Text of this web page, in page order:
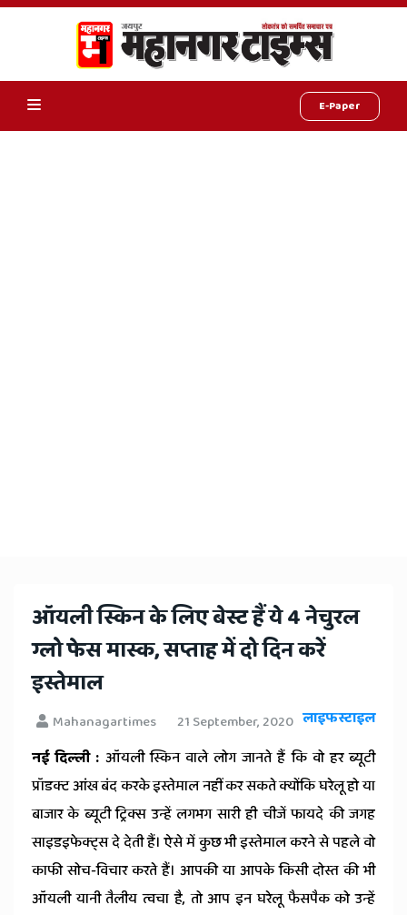
E-Paper
ऑयली स्किन के लिए बेस्ट हैं ये 4 नेचुरल
ग्लो फेस मास्क, सप्ताह में दो दिन करें
इस्तेमाल
Mahanagartimes 21 September, 2020 लाइफस्टाइल
नई दिल्ली : ऑयली स्किन वाले लोग जानते हैं कि वो हर ब्यूटी
प्रॉडक्ट आंख बंद करके इस्तेमाल नहीं कर सकते क्योंकि घरेलू हो या
बाजार के ब्यूटी ट्रिक्स उन्हें लगभग सारी ही चीजें फायदे की जगह
साइडइफेक्ट्स दे देती हैं। ऐसे में कुछ भी इस्तेमाल करने से पहले वो
काफी सोच-विचार करते हैं। आपकी या आपके किसी दोस्त की भी
ऑयली यानी तैलीय त्वचा है, तो आप इन घरेलू फैसपैक को उन्हें